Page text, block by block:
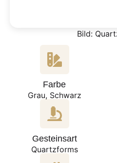
Bild:
Farbe
Grau, Schwarz
Gesteinsart
Quartzforms